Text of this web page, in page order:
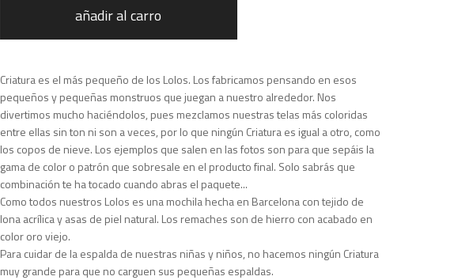
añadir al carro
Criatura es el más pequeño de los Lolos. Los fabricamos pensando en esos
pequeños y pequeñas monstruos que juegan a nuestro alrededor. Nos
divertimos mucho haciéndolos, pues mezclamos nuestras telas más coloridas
entre ellas sin ton ni son a veces, por lo que ningún Criatura es igual a otro, como
los copos de nieve. Los ejemplos que salen en las fotos son para que sepáis la
gama de color o patrón que sobresale en el producto final. Solo sabrás que
combinación te ha tocado cuando abras el paquete...
Como todos nuestros Lolos es una mochila hecha en Barcelona con tejido de
lona acrílica y asas de piel natural. Los remaches son de hierro con acabado en
color oro viejo.
Para cuidar de la espalda de nuestras niñas y niños, no hacemos ningún Criatura
muy grande para que no carguen sus pequeñas espaldas.